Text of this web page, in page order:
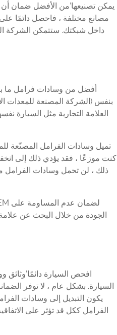
يمكن تصنيعها’من الأفضل ضمان أن
مصانع مختلفة ، فاحصل دائمًا على
داخل شبكتك. ستتمكن الشركة
العلامة التجارية مثل السيارة
تميل وسادات الفرامل المصنّعة
كنت موزعًا ، فقد يؤدي ذلك إلى
ذلك ، لن تحمل وسادات الفرامل
الجودة من خلال البحث عن
افحص السيارة
السيارة. بشكل عام ، لا توفر
يكون التبديل إلى وسادات
الفرامل ككل قد تؤثر على